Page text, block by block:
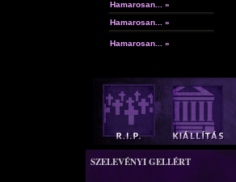
Hamarosan... »
Hamarosan... »
Hamarosan... »
SZELEVÉNYI GELLÉRT